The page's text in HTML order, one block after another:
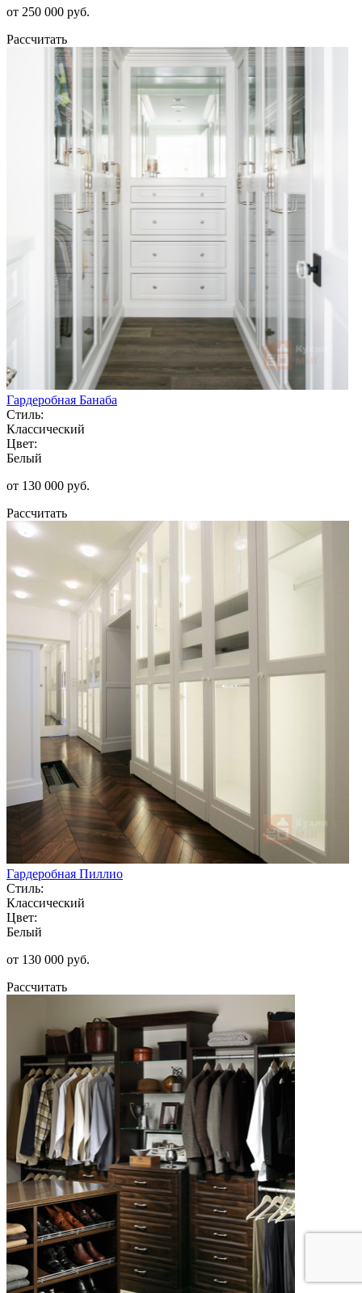
от 250 000 руб.
Рассчитать
Гардеробная Банаба
Стиль:
Классический
Цвет:
Белый
от 130 000 руб.
Рассчитать
Гардеробная Пиллио
Стиль:
Классический
Цвет:
Белый
от 130 000 руб.
Рассчитать